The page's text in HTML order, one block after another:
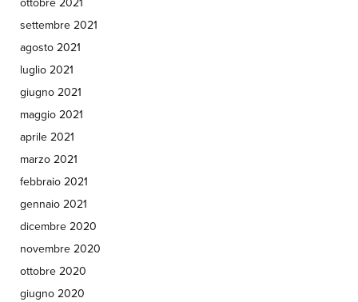
ottobre 2021
settembre 2021
agosto 2021
luglio 2021
giugno 2021
maggio 2021
aprile 2021
marzo 2021
febbraio 2021
gennaio 2021
dicembre 2020
novembre 2020
ottobre 2020
giugno 2020